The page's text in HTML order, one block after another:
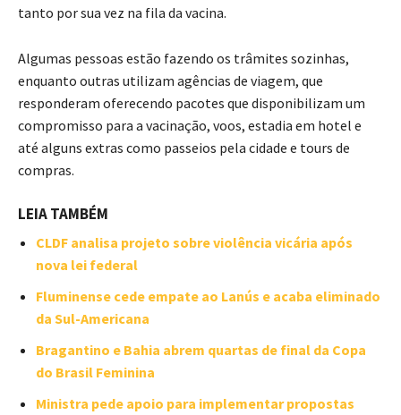
tanto por sua vez na fila da vacina.
Algumas pessoas estão fazendo os trâmites sozinhas,
enquanto outras utilizam agências de viagem, que
responderam oferecendo pacotes que disponibilizam um
compromisso para a vacinação, voos, estadia em hotel e
até alguns extras como passeios pela cidade e tours de
compras.
LEIA TAMBÉM
CLDF analisa projeto sobre violência vicária após
nova lei federal
Fluminense cede empate ao Lanús e acaba eliminado
da Sul-Americana
Bragantino e Bahia abrem quartas de final da Copa
do Brasil Feminina
Ministra pede apoio para implementar propostas